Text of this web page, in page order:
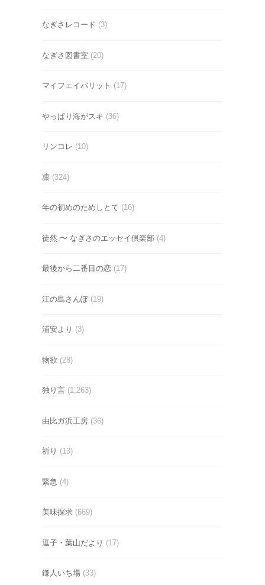
なぎさレコード (3)
なぎさ図書室 (20)
マイフェイバリット (17)
やっぱり海がスキ (36)
リンコレ (10)
凛 (324)
年の初めのためしとて (16)
徒然 〜 なぎさのエッセイ倶楽部 (4)
最後から二番目の恋 (17)
江の島さんぽ(19)
浦安より (3)
物欲 (28)
独り言 (1,263)
由比ガ浜工房 (36)
祈り (13)
緊急 (4)
美味探求 (669)
逗子・葉山だより (17)
鎌人いち場 (33)